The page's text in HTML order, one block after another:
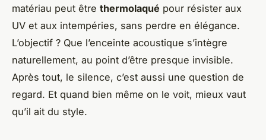
matériau peut être thermolaqué pour résister aux
UV et aux intempéries, sans perdre en élégance.
L’objectif ? Que l’enceinte acoustique s’intègre
naturellement, au point d’être presque invisible.
Après tout, le silence, c’est aussi une question de
regard. Et quand bien même on le voit, mieux vaut
qu’il ait du style.